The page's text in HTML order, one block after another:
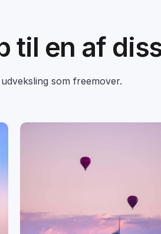
til en af
som freemover.